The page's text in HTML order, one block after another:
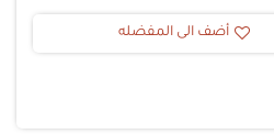
أضف الى المفضله